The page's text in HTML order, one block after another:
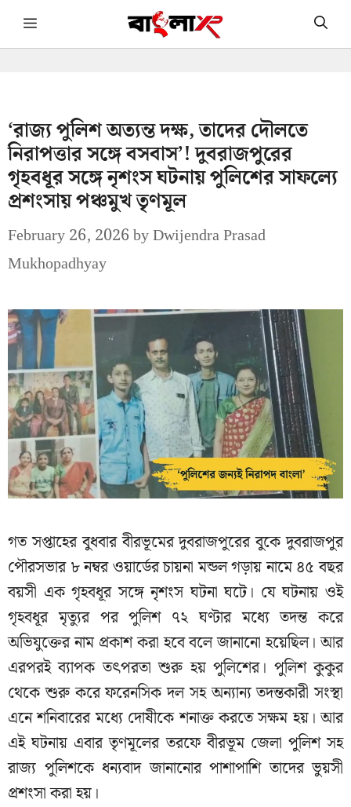
Skip Menu
‘রাজ্য পুলিশ অত্যন্ত দক্ষ, তাদের দৌলতে
নিরাপত্তার সঙ্গে বসবাস’! দুবরাজপুরের
গৃহবধূর সঙ্গে নৃশংস ঘটনায় পুলিশের সাফল্যে
প্রশংসায় পঞ্চমুখ তৃণমূল
February 26, 2026byDwijendra Prasad
Mukhopadhyay
গত সপ্তাহের বুধবার বীরভূমের দুবরাজপুরের বুকে দুবরাজপুর
পৌরসভার ৮ নম্বর ওয়ার্ডের চায়না মন্ডল গড়ায় নামে ৪৫ বছর
বয়সী এক গৃহবধূর সঙ্গে নৃশংস ঘটনা ঘটে। যে ঘটনায় ওই
গৃহবধূর মৃত্যুর পর পুলিশ ৭২ ঘণ্টার মধ্যে তদন্ত করে
অভিযুক্তের নাম প্রকাশ করা হবে বলে জানানো হয়েছিল। আর
এরপরই ব্যাপক তৎপরতা শুরু হয় পুলিশের। পুলিশ কুকুর
থেকে শুরু করে ফরেনসিক দল সহ অন্যান্য তদন্তকারী সংস্থা
এনে শনিবারের মধ্যে দোষীকে শনাক্ত করতে সক্ষম হয়। আর
এই ঘটনায় এবার তৃণমূলের তরফে বীরভূম জেলা পুলিশ সহ
রাজ্য পুলিশকে ধন্যবাদ জানানোর পাশাপাশি তাদের ভুয়সী
প্রশংসা করা হয়।